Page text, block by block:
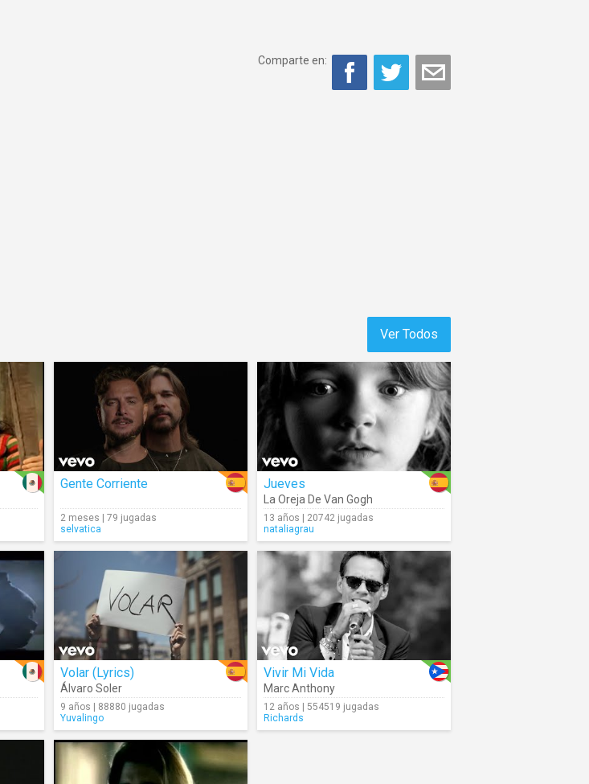
Comparte en:
Ver Todos
Gente Corriente
2 meses | 79 jugadas
selvatica
Jueves
La Oreja De Van Gogh
13 años | 20742 jugadas
nataliagrau
Volar (Lyrics)
Álvaro Soler
9 años | 88880 jugadas
Yuvalingo
Vivir Mi Vida
Marc Anthony
12 años | 554519 jugadas
Richards